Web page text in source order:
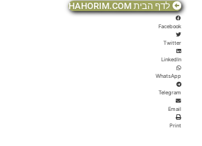
לדף הבית HAHORIM.COM
Facebook
Twitter
LinkedIn
WhatsApp
Telegram
Email
Print